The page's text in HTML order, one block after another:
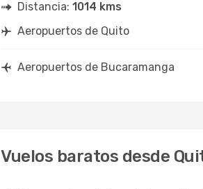
Distancia: 1014 kms
Aeropuertos de Quito
Aeropuertos de Bucaramanga
Vuelos baratos desde